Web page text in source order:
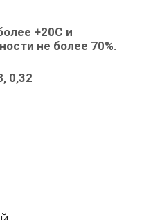
+20С и
не более 70%.
0,32